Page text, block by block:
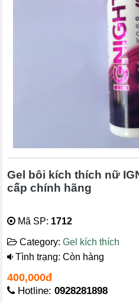
Gel bôi kích thích nữ
cấp chính hãng
Mã SP: 1712
Category:Gel kích thích
Tình trạng: Còn hàng
400,000đ
Hotline:0928281898